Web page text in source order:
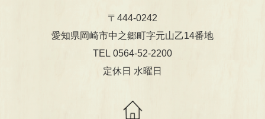
〒444-0242
​​​​​​​愛知県岡崎市中之郷町字元山乙14番地
TEL 0564-52-2200
定休日 水曜日